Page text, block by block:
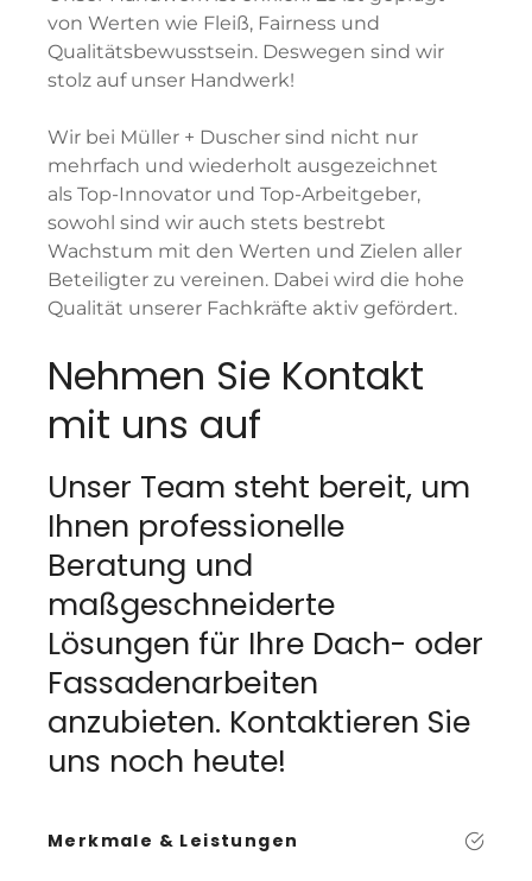
von Werten wie Fleiß, Fairness und
Qualitätsbewusstsein. Deswegen sind wir
stolz auf unser Handwerk!
Wir bei Müller + Duscher sind nicht nur
mehrfach und wiederholt ausgezeichnet
als Top-Innovator und Top-Arbeitgeber,
sowohl sind wir auch stets bestrebt
Wachstum mit den Werten und Zielen aller
Beteiligter zu vereinen. Dabei wird die hohe
Qualität unserer Fachkräfte aktiv gefördert.
Nehmen Sie Kontakt
mit uns auf
Unser Team steht bereit, um
Ihnen professionelle
Beratung und
maßgeschneiderte
Lösungen für Ihre Dach- oder
Fassadenarbeiten
anzubieten. Kontaktieren Sie
uns noch heute!
Merkmale & Leistungen